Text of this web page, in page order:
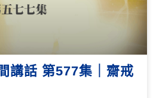
講話 第577集｜齋戒